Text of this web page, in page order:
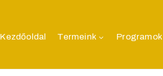
Kezdőoldal Termeink Programok